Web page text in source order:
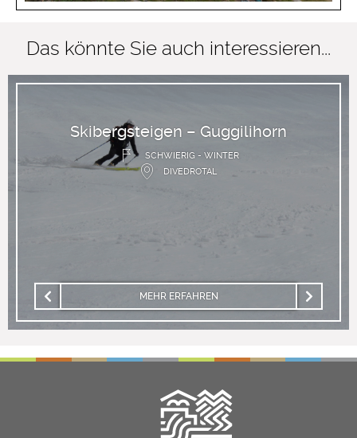
Das könnte Sie auch interessieren...
Skibergsteigen – Guggilihorn
SCHWIERIG - WINTER
DIVEDROTAL
MEHR ERFAHREN